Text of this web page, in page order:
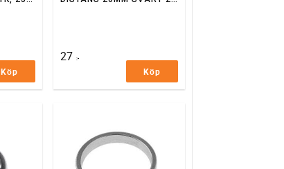
Köp
27 :-
Köp